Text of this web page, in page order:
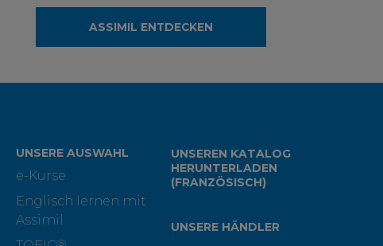
ASSIMIL ENTDECKEN
UNSERE AUSWAHL
e-Kurse
Englisch lernen mit
Assimil
UNSEREN KATALOG
HERUNTERLADEN
(FRANZÖSISCH)
UNSERE HÄNDLER